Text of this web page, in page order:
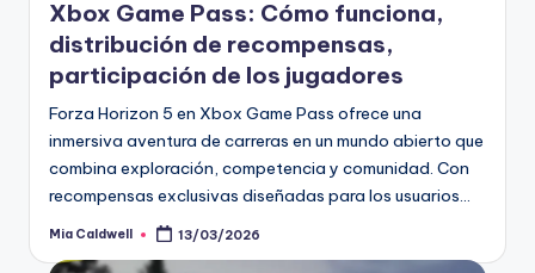
Xbox Game Pass: Cómo funciona,
distribución de recompensas,
participación de los jugadores
Forza Horizon 5 en Xbox Game Pass ofrece una
inmersiva aventura de carreras en un mundo abierto que
combina exploración, competencia y comunidad. Con
recompensas exclusivas diseñadas para los usuarios…
Posted
Mia Caldwell 13/03/2026